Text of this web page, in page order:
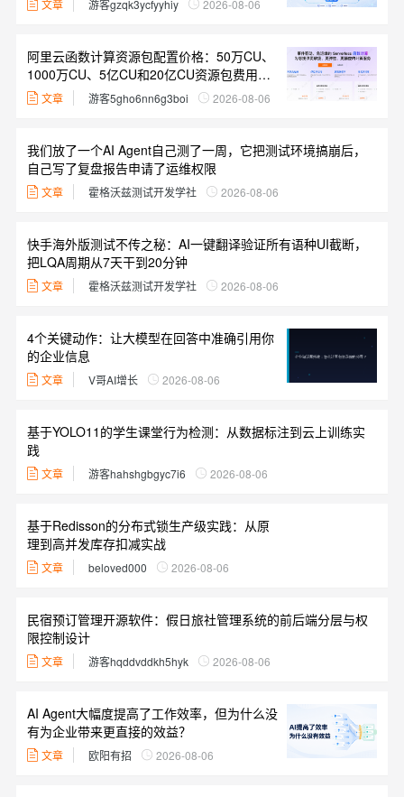
文章 游客gzqk3ycfyyhiy 2026-08-06
阿里云函数计算资源包配置价格：50万CU、
1000万CU、5亿CU和20亿CU资源包费用清
单 文章 游客5gho6nn6g3boi 2026-08-06
我们放了一个AI Agent自己测了一周，它把测试环境搞崩后，
自己写了复盘报告申请了运维权限
文章 霍格沃兹测试开发学社 2026-08-06
快手海外版测试不传之秘：AI一键翻译验证所有语种UI截断，
把LQA周期从7天干到20分钟
文章 霍格沃兹测试开发学社 2026-08-06
4个关键动作：让大模型在回答中准确引用你
的企业信息
文章 V哥AI增长 2026-08-06
基于YOLO11的学生课堂行为检测：从数据标注到云上训练实
践
文章 游客hahshgbgyc7i6 2026-08-06
基于Redisson的分布式锁生产级实践：从原
理到高并发库存扣减实战
文章 beloved000 2026-08-06
民宿预订管理开源软件：假日旅社管理系统的前后端分层与权
限控制设计
文章 游客hqddvddkh5hyk 2026-08-06
AI Agent大幅度提高了工作效率，但为什么没
有为企业带来更直接的效益？
文章 欧阳有招 2026-08-06